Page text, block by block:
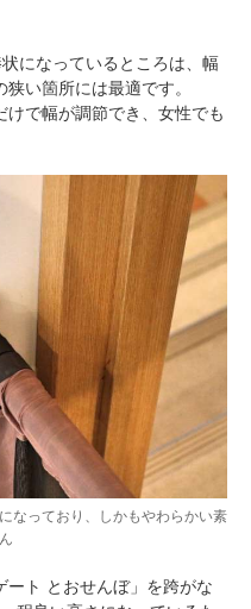
になっているところは、幅
い箇所には最適です。
で幅が調節でき、女性でも
なっており、しかもやわらかい素
ート とおせんぼ」を跨がな